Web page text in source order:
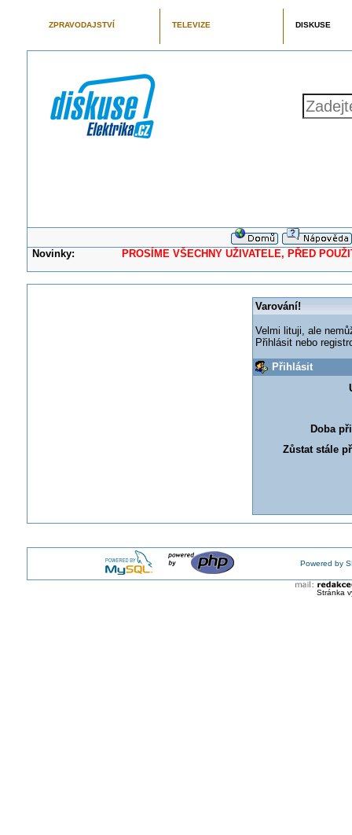
ZPRAVODAJSTVÍ TELEVIZE DISKUSE
Novinky: PROSÍME VŠECHNY UŽIVATELE, PŘED
Varování!
Velmi lituji, ale
Přihlásit nebo
Přihlásit
Doba
Zůstat stále
Powered by
Stránka